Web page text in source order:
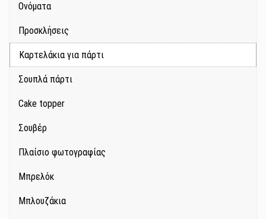
Ονόματα
Προσκλήσεις
Καρτελάκια για πάρτι
Σουπλά πάρτι
Cake topper
Σουβέρ
Πλαίσιο φωτογραφίας
Μπρελόκ
Μπλουζάκια